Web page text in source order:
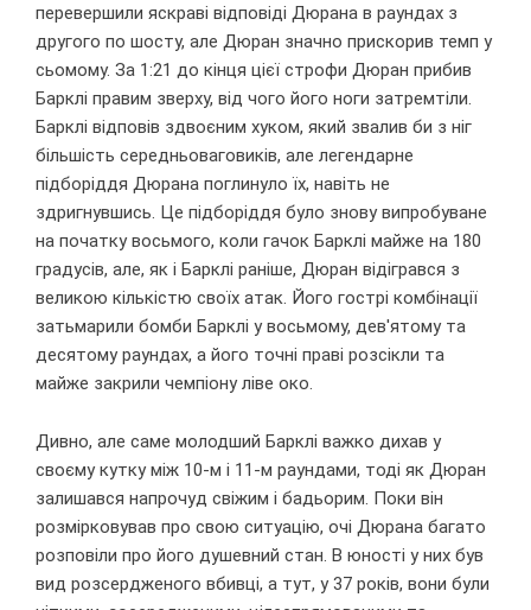
перевершили яскраві відповіді Дюрана в раундах з
другого по шосту, але Дюран значно прискорив темп у
сьомому. За 1:21 до кінця цієї строфи Дюран прибив
Барклі правим зверху, від чого його ноги затремтіли.
Барклі відповів здвоєним хуком, який звалив би з ніг
більшість середньоваговиків, але легендарне
підборіддя Дюрана поглинуло їх, навіть не
здригнувшись. Це підборіддя було знову випробуване
на початку восьмого, коли гачок Барклі майже на 180
градусів, але, як і Барклі раніше, Дюран відігрався з
великою кількістю своїх атак. Його гострі комбінації
затьмарили бомби Барклі у восьмому, дев'ятому та
десятому раундах, а його точні праві розсікли та
майже закрили чемпіону ліве око.
Дивно, але саме молодший Барклі важко дихав у
своєму кутку між 10-м і 11-м раундами, тоді як Дюран
залишався напрочуд свіжим і бадьорим. Поки він
розмірковував про свою ситуацію, очі Дюрана багато
розповіли про його душевний стан. В юності у них був
вид розсердженого вбивці, а тут, у 37 років, вони були